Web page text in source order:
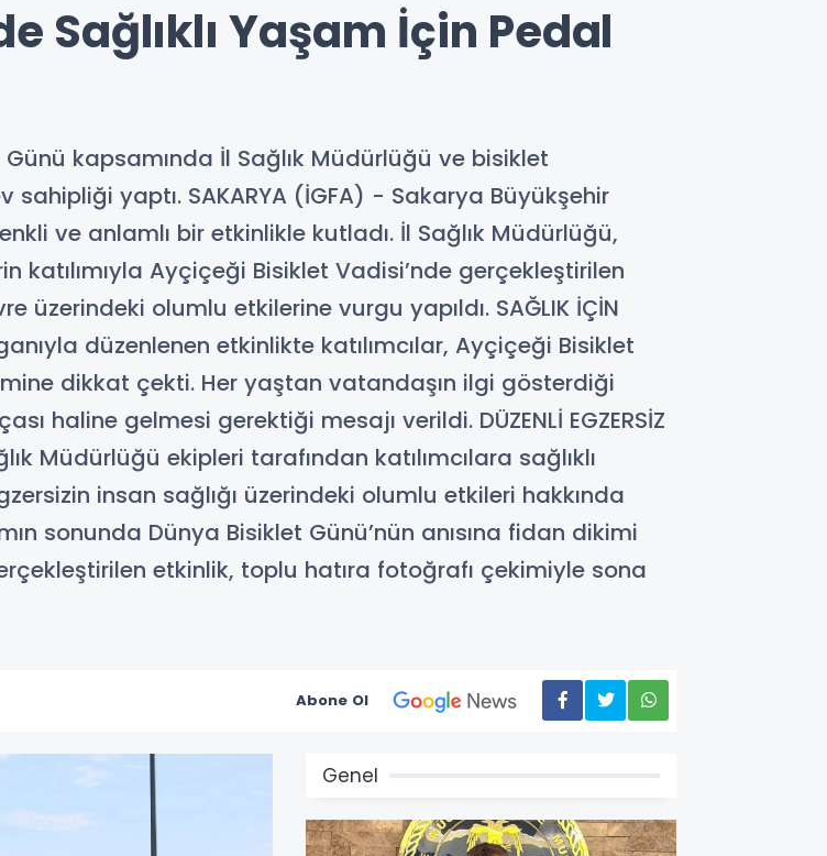
Sağlıklı Yaşam İçin Pedal
kapsamında İl Sağlık Müdürlüğü ve bisiklet
sahipliği yaptı. SAKARYA (İGFA) - Sakarya Büyükşehir
ve anlamlı bir etkinlikle kutladı. İl Sağlık Müdürlüğü,
katılımıyla Ayçiçeği Bisiklet Vadisi’nde gerçekleştirilen
üzerindeki olumlu etkilerine vurgu yapıldı. SAĞLIK İÇİN
düzenlenen etkinlikte katılımcılar, Ayçiçeği Bisiklet
dikkat çekti. Her yaştan vatandaşın ilgi gösterdiği
haline gelmesi gerektiği mesajı verildi. DÜZENLİ EGZERSİZ
Müdürlüğü ekipleri tarafından katılımcılara sağlıklı
insan sağlığı üzerindeki olumlu etkileri hakkında
sonunda Dünya Bisiklet Günü’nün anısına fidan dikimi
etkinlik, toplu hatıra fotoğrafı çekimiyle sona
Abone Ol
Genel